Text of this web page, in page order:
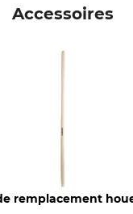
Accessoires
remplacement